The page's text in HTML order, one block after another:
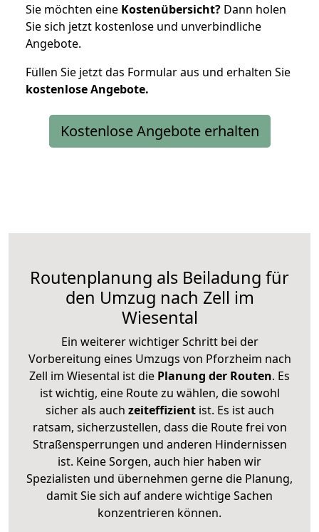
Sie möchten eine Kostenübersicht? Dann holen
Sie sich jetzt kostenlose und unverbindliche
Angebote.
Füllen Sie jetzt das Formular aus und erhalten Sie
kostenloseAngebote.
Kostenlose Angebote erhalten
Routenplanung als Beiladung für
den Umzug nach Zell im
Wiesental
Ein weiterer wichtiger Schritt bei der
Vorbereitung eines Umzugs von Pforzheim nach
Zell im Wiesental ist die Planung der Routen. Es
ist wichtig, eine Route zu wählen, die sowohl
sicher als auch zeiteffizientist. Es ist auch
ratsam, sicherzustellen, dass die Route frei von
Straßensperrungen und anderen Hindernissen
ist. Keine Sorgen, auch hier haben wir
Spezialisten und übernehmen gerne die Planung,
damit Sie sich auf andere wichtige Sachen
konzentrieren können.